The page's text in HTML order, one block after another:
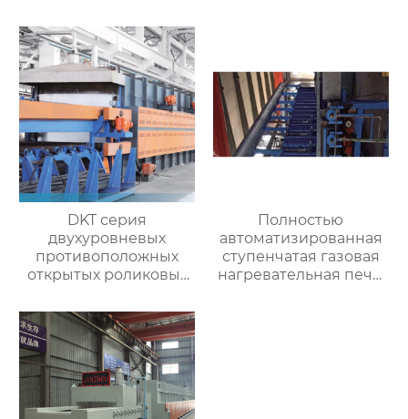
DKT серия
двухуровневых
противоположных
открытых роликовых
отжигательных печей
Полностью
автоматизированная
ступенчатая газовая
нагревательная печь,